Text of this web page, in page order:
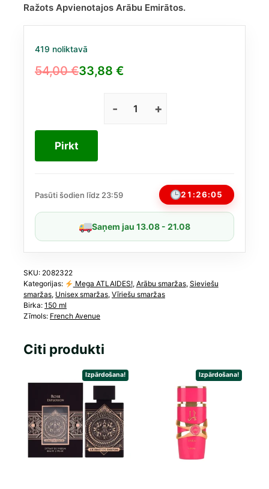
Ražots Apvienotajos Arābu Emirātos.
419 noliktavā
54,00€
Original
54,00 €.
33,88 €
Current
33,88 €.
French
Pirkt
Pasūti šodien līdz 23:59 21:26:05
Saņem jau 13.08 - 21.08
SKU: 2082322
Kategorijas:
Mega ATLAIDES!, Arābu smaržas, Sieviešu
smaržas, Unisex smaržas, Vīriešu smaržas
Birka: 150 ml
Zīmols: French Avenue
Citi produkti
Izpārdošana! Izpārdošana!